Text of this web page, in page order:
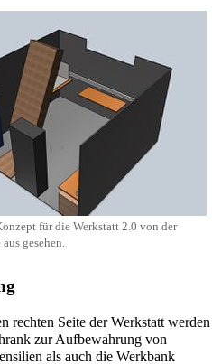
für die Werkstatt 2.0 von der
gesehen.
rechten Seite der Werkstatt werden
zur Aufbewahrung von
als auch die Werkbank